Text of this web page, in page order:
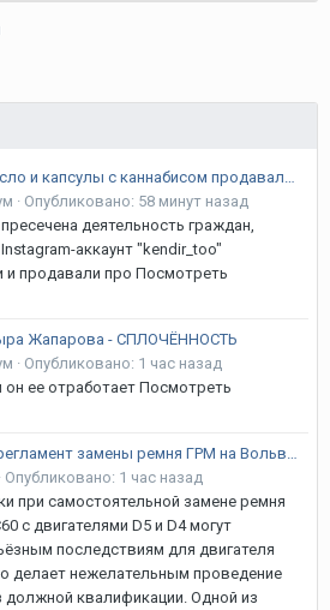
VB>В КР чай, масло и капсулы с каннабисом продавали через Instagram
· Опубликовано: 58 минут назад
деятельность граждан,
аккаунт "kendir_too"
и продавали про Посмотреть
Жапарова - СПЛОЧЁННОСТЬ
· Опубликовано: 1 час назад
он ее отработает Посмотреть
Подробно про регламент замены ремня ГРМ на Вольво ХС60 2.4 дизель D5 D4
· Опубликовано: 1 час назад
при самостоятельной замене ремня
с двигателями D5 и D4 могут
последствиям для двигателя
делает нежелательным проведение
должной квалификации. Одной из